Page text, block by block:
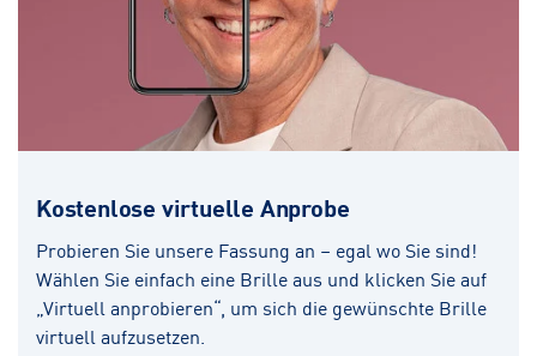
Kostenlose virtuelle Anprobe
Probieren Sie unsere Fassung an – egal wo Sie sind!
Wählen Sie einfach eine Brille aus und klicken Sie auf
„Virtuell anprobieren“, um sich die gewünschte Brille
virtuell aufzusetzen.